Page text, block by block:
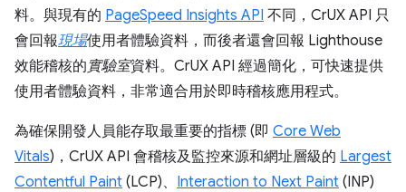
料。與現有的 PageSpeed Insights API 不同，CrUX API 只
會回報現場使用者體驗資料，而後者還會回報 Lighthouse
效能稽核的實驗室資料。CrUX API 經過簡化，可快速提供
使用者體驗資料，非常適合用於即時稽核應用程式。
為確保開發人員能存取最重要的指標 (即 Core Web
Vitals)，CrUX API 會稽核及監控來源和網址層級的 Largest
Contentful Paint (LCP)、 Interaction to Next Paint (INP)